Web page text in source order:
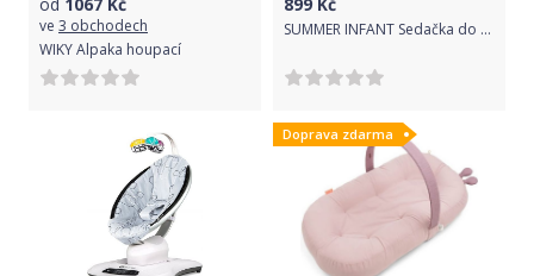
ve 3 obchodech
WIKY Alpaka houpací
SUMMER INFANT Sedačka do vany My Bath Seat
Doprava zdarma